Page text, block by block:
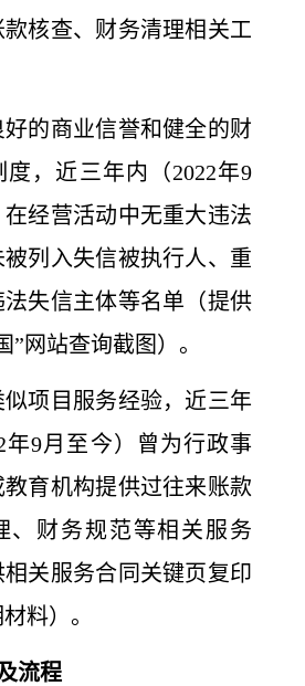
款核查、财务清理相关工
好的商业信誉和健全的财
度，近三年内（2022年9
在经营活动中无重大违法
被列入失信被执行人、重
法失信主体等名单（提供
”网站查询截图）。
似项目服务经验，近三年
年9月至今）曾为行政事
教育机构提供过往来账款
、财务规范等相关服务
相关服务合同关键页复印
料）。
流程